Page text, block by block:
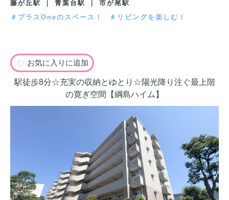
藤が丘駅 ｜ 青葉台駅 ｜ 市が尾駅
＃プラスOneのスペース！
＃リビングを楽しむ！
お気に入りに追加
駅徒歩8分☆充実の収納とゆとり☆陽光降り注ぐ最上階
の寛ぎ空間【綱島ハイム】